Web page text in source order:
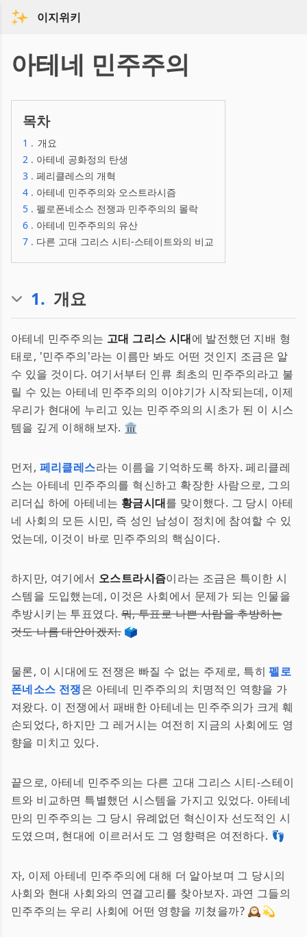
이지위키
아테네 민주주의
목차
1 . 개요
2 . 아테네 공화정의 탄생
3 . 페리클레스의 개혁
4 . 아테네 민주주의와 오스트라시즘
5 . 펠로폰네소스 전쟁과 민주주의의 몰락
6 . 아테네 민주주의의 유산
7 . 다른 고대 그리스 시티-스테이트와의 비교
1. 개요
아테네 민주주의는 고대 그리스 시대에 발전했던 지배 형
태로, '민주주의'라는 이름만 봐도 어떤 것인지 조금은 알
수 있을 것이다. 여기서부터 인류 최초의 민주주의라고 불
릴 수 있는 아테네 민주주의의 이야기가 시작되는데, 이제
우리가 현대에 누리고 있는 민주주의의 시초가 된 이 시스
템을 깊게 이해해보자. 🏛️
먼저, 페리클레스라는 이름을 기억하도록 하자. 페리클레
스는 아테네 민주주의를 혁신하고 확장한 사람으로, 그의
리더십 하에 아테네는 황금시대를 맞이했다. 그 당시 아테
네 사회의 모든 시민, 즉 성인 남성이 정치에 참여할 수 있
었는데, 이것이 바로 민주주의의 핵심이다.
하지만, 여기에서 오스트라시즘이라는 조금은 특이한 시
스템을 도입했는데, 이것은 사회에서 문제가 되는 인물을
추방시키는 투표였다.뭐, 투표로 나쁜 사람을 추방하는
것도 나름 대안이겠지.🗳️
물론, 이 시대에도 전쟁은 빠질 수 없는 주제로, 특히펠로
폰네소스 전쟁은 아테네 민주주의의 치명적인 역향을 가
져왔다. 이 전쟁에서 패배한 아테네는 민주주의가 크게 훼
손되었다, 하지만 그 레거시는 여전히 지금의 사회에도 영
향을 미치고 있다.
끝으로, 아테네 민주주의는 다른 고대 그리스 시티-스테이
트와 비교하면 특별했던 시스템을 가지고 있었다. 아테네
만의 민주주의는 그 당시 유례없던 혁신이자 선도적인 시
도였으며, 현대에 이르러서도 그 영향력은 여전하다. 👣
자, 이제 아테네 민주주의에 대해 더 알아보며 그 당시의
사회와 현대 사회와의 연결고리를 찾아보자. 과연 그들의
민주주의는 우리 사회에 어떤 영향을 끼쳤을까? 🕰️💫